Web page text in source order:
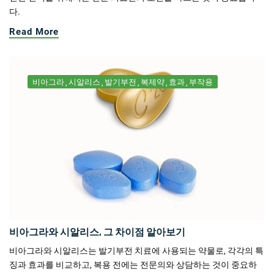
다.
Read More
비아그라 시알리스 발기부전 복제약 효과 부작용
비아그라와 시알리스, 그 차이점 알아보기
비아그라와 시알리스는 발기부전 치료에 사용되는 약물로, 각각의 특
징과 효과를 비교하고, 복용 전에는 전문의와 상담하는 것이 중요하